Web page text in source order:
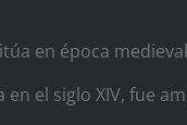
en época
el siglo XIV, fue